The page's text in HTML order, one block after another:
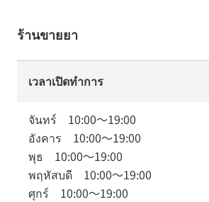
ร้านขายยา
เวลาเปิดทำการ
จันทร์ 10:00～19:00
อังคาร 10:00～19:00
พุธ 10:00～19:00
พฤหัสบดี 10:00～19:00
ศุกร์ 10:00～19:00